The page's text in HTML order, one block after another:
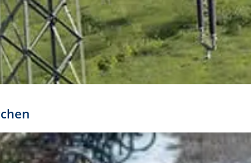
oder kleiner gesetzt werden. Dazu bedarf es jedoch